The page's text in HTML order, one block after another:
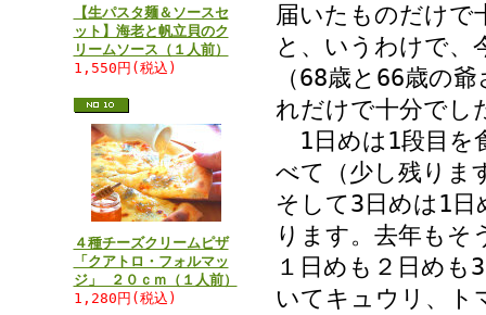
【生パスタ麺＆ソースセ
ット】海老と帆立貝のク
リームソース（１人前）
1,550円(税込)
４種チーズクリームピザ
「クアトロ・フォルマッ
ジ」 ２０ｃｍ（１人前）
1,280円(税込)
届いたものだけで
と、いうわけで、
（68歳と66歳の
れだけで十分でし
1日めは1段目を
べて（少し残りま
そして3日めは1
ります。去年もそ
１日めも２日めも
いてキュウリ、ト